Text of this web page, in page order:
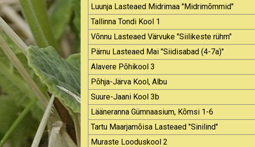
Luunja Lasteaed Midrimaa "Midrimõmmid"
Tallinna Tondi Kool 1
Võnnu Lasteaed Värvuke "Siilikeste rühm"
Pärnu Lasteaed Mai "Siidisabad (4-7a)"
Alavere Põhikool 3
Põhja-Järva Kool, Albu
Suure-Jaani Kool 3b
Lääneranna Gümnaasium, Kõmsi 1-6
Tartu Maarjamõisa Lasteaed "Sinilind"
Muraste Looduskool 2